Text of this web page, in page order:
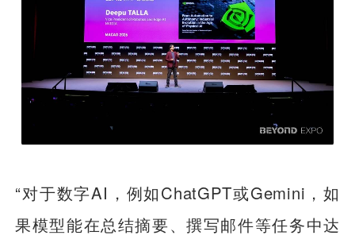
“对于数字AI，例如ChatGPT或Gemini，如
果模型能在总结摘要、撰写邮件等任务中达